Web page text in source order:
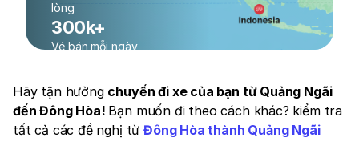
lòng
300k+
Vé bán mỗi ngày
Hãy tận hưởng chuyến đi xe của bạn từ Quảng Ngãi
đến Đông Hòa! Bạn muốn đi theo cách khác? kiểm tra
tất cả các đề nghị từĐông Hòa thành Quảng Ngãi